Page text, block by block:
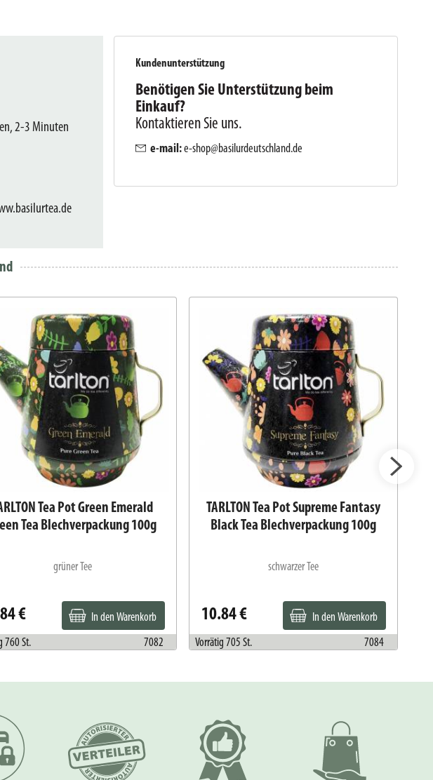
2-3 Minuten
Kundenunterstützung
Benötigen Sie Unterstützung beim
Einkauf?
Kontaktieren Sie uns.
e-mail:e-shop@basilurdeutschland.de
Tea Pot Green Emerald
Tea Blechverpackung 100g
grüner Tee
€ In den Warenkorb
760 St. 7082
TARLTON Tea Pot Supreme Fantasy
Black Tea Blechverpackung 100g
schwarzer Tee
10.84 € In den Warenkorb
Vorrätig 705 St. 7084